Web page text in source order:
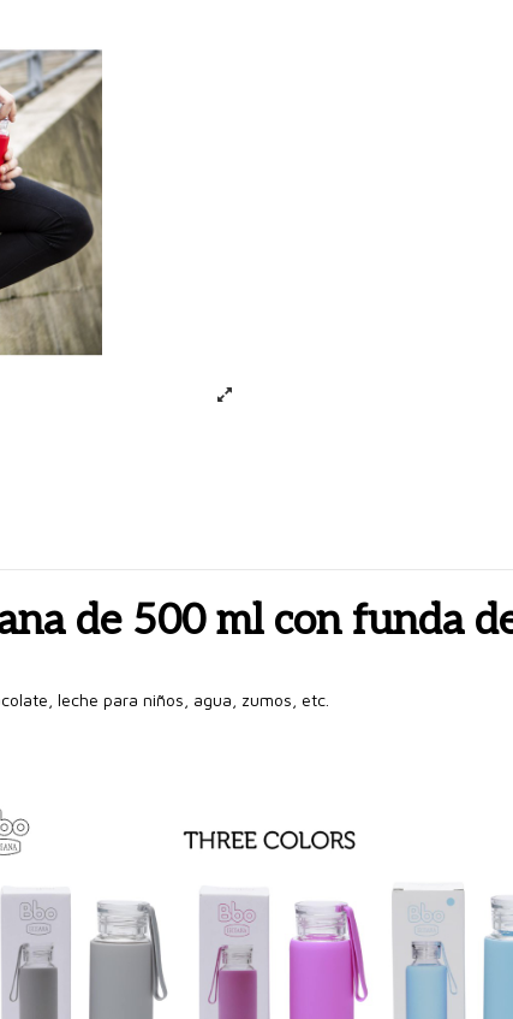
de 500 ml con funda
leche para niños, agua, zumos, etc.